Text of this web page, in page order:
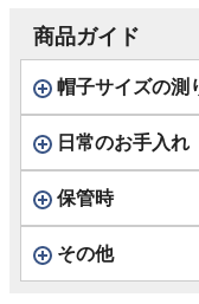
商品ガイド
帽子サイズの測
日常のお手入れ
保管時
その他